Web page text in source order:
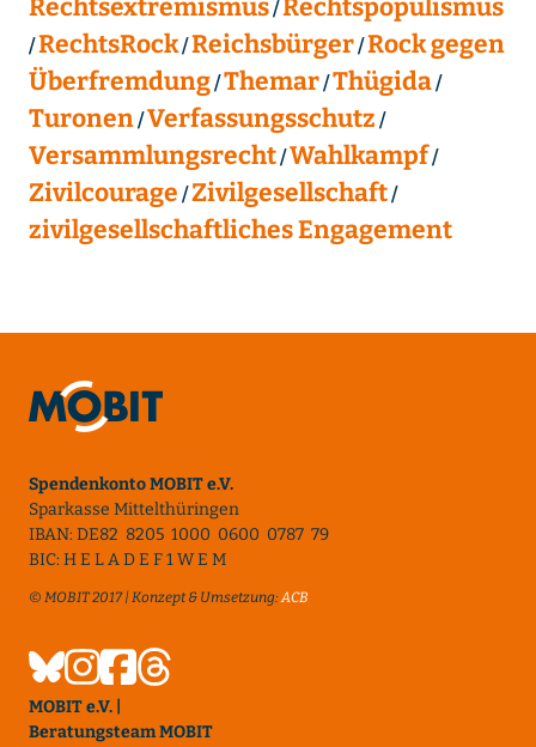
Rechtsextremismus Rechtspopulismus
RechtsRock Reichsbürger Rock gegen
Überfremdung Themar Thügida
Turonen Verfassungsschutz
Versammlungsrecht Wahlkampf
Zivilcourage Zivilgesellschaft
zivilgesellschaftliches Engagement
Spendenkonto MOBIT e.V.
Sparkasse Mittelthüringen
IBAN: DE82 8205 1000 0600 0787 79
BIC: H E L A D E F 1 W E M
© MOBIT 2017 | Konzept & Umsetzung:ACB
MOBIT e.V. |
Beratungsteam MOBIT